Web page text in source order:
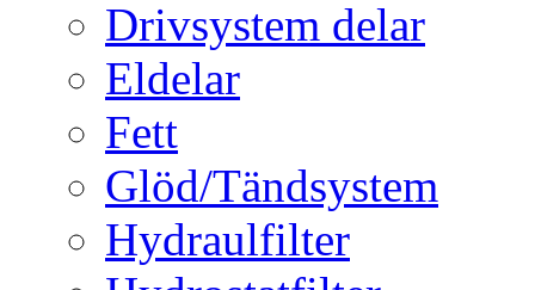
Drivsystem delar
Eldelar
Fett
Glöd/Tändsystem
Hydraulfilter